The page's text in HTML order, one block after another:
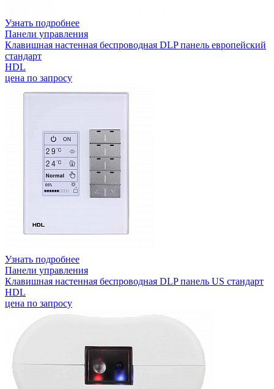
Узнать подробнее
Панели управления
Клавишная настенная беспроводная DLP панель европейский
стандарт
HDL
цена по запросу
Узнать подробнее
Панели управления
Клавишная настенная беспроводная DLP панель US стандарт
HDL
цена по запросу